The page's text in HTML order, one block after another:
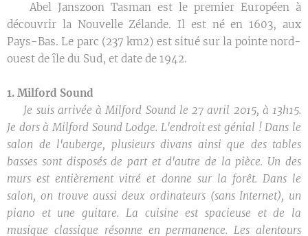
🌿 Abel Janszoon Tasman est le premier Européen à
découvrir la Nouvelle Zélande. Il est né en 1603, aux
Pays-Bas. Le parc (237 km2) est situé sur la pointe nord-
ouest de île du Sud, et date de 1942.
1. Milford Sound
Je suis arrivée à Milford Sound le 27 avril 2015, à 13h15.
Je dors à Milford Sound Lodge. L'endroit est génial ! Dans le
salon de l'auberge, plusieurs divans ainsi que des tables
basses sont disposés de part et d'autre de la pièce. Un des
murs est entièrement vitré et donne sur la forêt. Dans le
salon, on trouve aussi deux ordinateurs (sans Internet), un
piano et une guitare. La cuisine est spacieuse et de la
musique classique résonne en permanence. Les alentours